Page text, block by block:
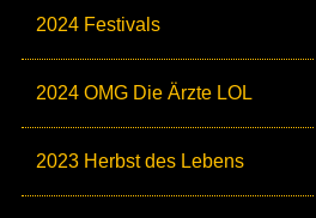
2024 Festivals
2024 OMG Die Ärzte LOL
2023 Herbst des Lebens